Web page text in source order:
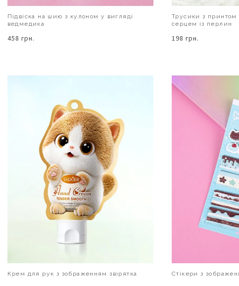
Підвіска на шию з кулоном у вигляді
ведмедика
458 грн.
Трусики з принтом
серцем із перлин
198 грн.
Крем для рук з зображенням звірятка Стікери з